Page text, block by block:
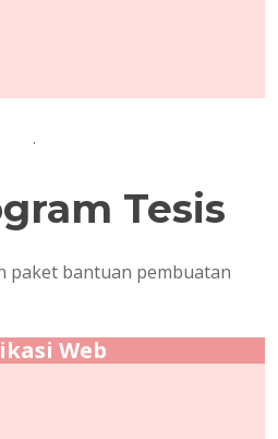
.
Tesis
paket bantuan pembuatan
Web